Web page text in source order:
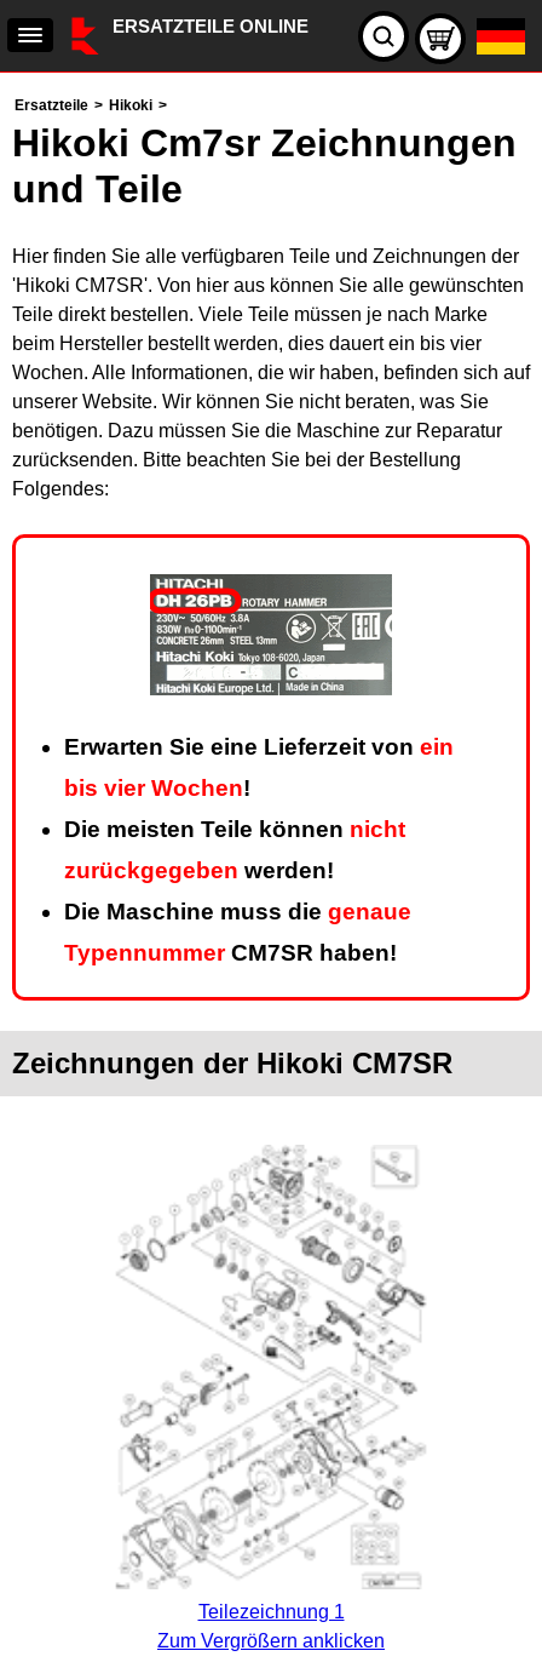
ERSATZTEILE ONLINE
Ersatzteile > Hikoki >
Hikoki Cm7sr Zeichnungen
und Teile
Hier finden Sie alle verfügbaren Teile und Zeichnungen der
'Hikoki CM7SR'. Von hier aus können Sie alle gewünschten
Teile direkt bestellen. Viele Teile müssen je nach Marke
beim Hersteller bestellt werden, dies dauert ein bis vier
Wochen. Alle Informationen, die wir haben, befinden sich auf
unserer Website. Wir können Sie nicht beraten, was Sie
benötigen. Dazu müssen Sie die Maschine zur Reparatur
zurücksenden. Bitte beachten Sie bei der Bestellung
Folgendes:
Erwarten Sie eine Lieferzeit von ein
bis vier Wochen!
Die meisten Teile können nicht
zurückgegeben werden!
Die Maschine muss die genaue
TypennummerCM7SR haben!
Zeichnungen der Hikoki CM7SR
Teilezeichnung 1
Zum Vergrößern anklicken